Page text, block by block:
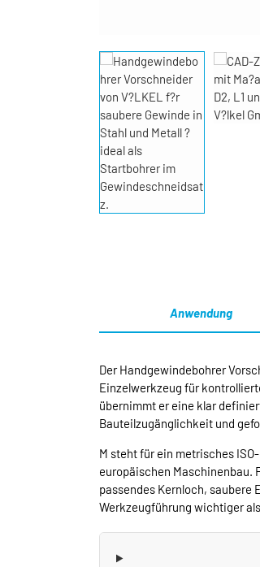
Anwendung
Der Handgewindebohrer
Einzelwerkzeug für
übernimmt er eine klar
Bauteilzugänglichkeit und
M steht für ein metrisches
europäischen Maschinenbau.
passendes Kernloch, saubere
Werkzeugführung wichtiger